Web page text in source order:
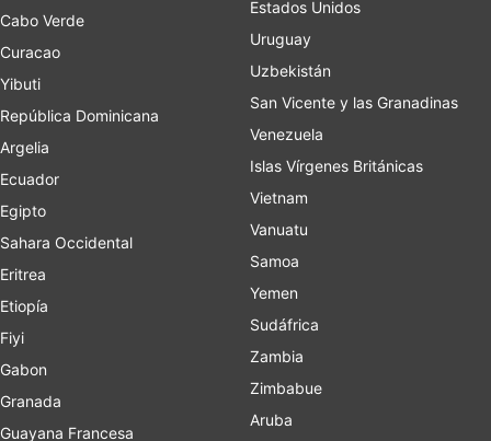
Cabo Verde
Curacao
Yibuti
República Dominicana
Argelia
Ecuador
Egipto
Sahara Occidental
Eritrea
Etiopía
Fiyi
Gabon
Granada
Guayana Francesa
Estados Unidos
Uruguay
Uzbekistán
San Vicente y las Granadinas
Venezuela
Islas Vírgenes Británicas
Vietnam
Vanuatu
Samoa
Yemen
Sudáfrica
Zambia
Zimbabue
Aruba